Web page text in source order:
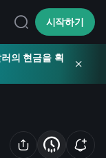
시작하기
의 현금을 획